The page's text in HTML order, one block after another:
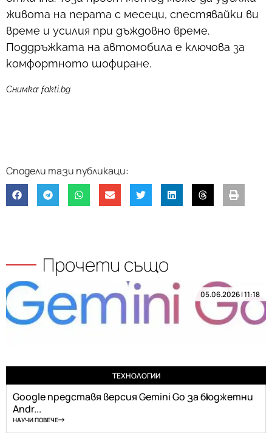
живота на перата с месеци, спестявайки ви
време и усилия при дъждовно време.
Поддръжката на автомобила е ключова за
комфортното шофиране.
Снимка: fakti.bg
Прочети също
05.06.2026 | 11:18
ТЕХНОЛОГИИ
Google представя версия Gemini Go за бюджетни
Andr...
НАУЧИ ПОВЕЧЕ